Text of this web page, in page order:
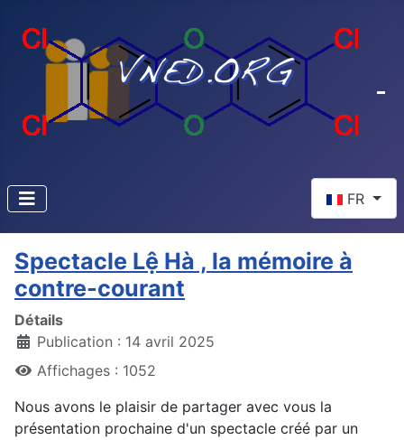
FR
Spectacle Lệ Hà , la mémoire à
contre-courant
Détails
Publication : 14 avril 2025
Affichages : 1052
Nous avons le plaisir de partager avec vous la
présentation prochaine d'un spectacle créé par un